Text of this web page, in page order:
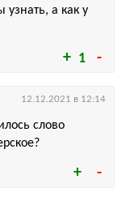
1
узнать, а как у
слово
12.12.2021 в 12:14